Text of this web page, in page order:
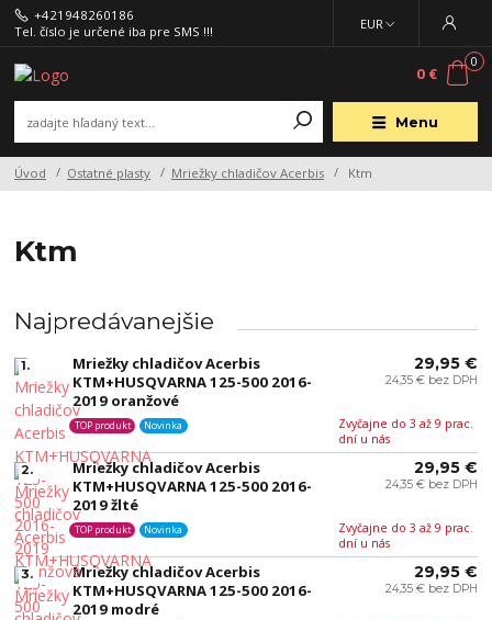
Menu
EUR
+421948260186
Tel. číslo je určené iba pre SMS !!!
0
0 €
Úvod Ostatné plasty Mriežky chladičov Acerbis Ktm
Ktm
Najpredávanejšie
1.
Mriežky chladičov Acerbis
KTM+HUSQVARNA 125-500 2016-
2019 oranžové
Zvyčajne do 3 až 9 prac.
dní u nás
TOP produkt Novinka
29,95 €
24,35 € bez DPH
2.
Mriežky chladičov Acerbis
KTM+HUSQVARNA 125-500 2016-
2019 žlté
Zvyčajne do 3 až 9 prac.
dní u nás
TOP produkt Novinka
29,95 €
24,35 € bez DPH
3.
Mriežky chladičov Acerbis
KTM+HUSQVARNA 125-500 2016-
2019 modré
29,95 €
24,35 € bez DPH